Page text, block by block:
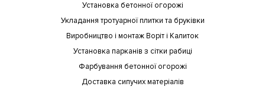
Установка бетонної огорожі
Укладання тротуарної плитки та бруківки
Виробництво і монтаж Воріт і Калиток
Установка парканів з сітки рабиці
Фарбування бетонної огорожі
Доставка сипучих матеріалів